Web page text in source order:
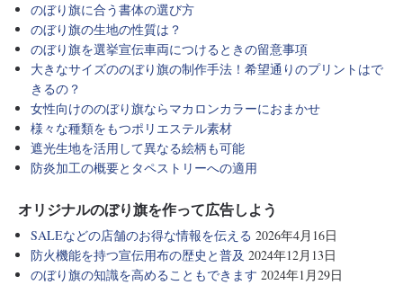
のぼり旗に合う書体の選び方
のぼり旗の生地の性質は？
のぼり旗を選挙宣伝車両につけるときの留意事項
大きなサイズののぼり旗の制作手法！希望通りのプリントはで
きるの？
女性向けののぼり旗ならマカロンカラーにおまかせ
様々な種類をもつポリエステル素材
遮光生地を活用して異なる絵柄も可能
防炎加工の概要とタペストリーへの適用
オリジナルのぼり旗を作って広告しよう
SALEなどの店舗のお得な情報を伝える 2026年4月16日
防火機能を持つ宣伝用布の歴史と普及 2024年12月13日
のぼり旗の知識を高めることもできます 2024年1月29日